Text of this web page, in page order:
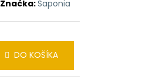
Značka:Saponia
DO KOŠÍKA